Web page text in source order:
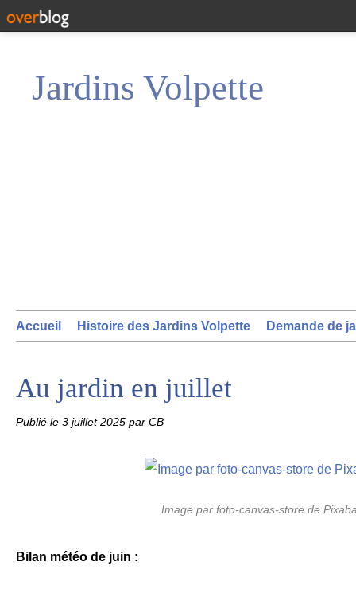
Jardins Volpette
Accueil Histoire des Jardins Volpette Demande de
Au jardin en juillet
Publié le 3 juillet 2025 par CB
Image par foto-canvas-store de
Bilan météo de juin :